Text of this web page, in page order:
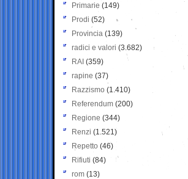
Primarie (149)
Prodi (52)
Provincia (139)
radici e valori (3.682)
RAI (359)
rapine (37)
Razzismo (1.410)
Referendum (200)
Regione (344)
Renzi (1.521)
Repetto (46)
Rifiuti (84)
rom (13)